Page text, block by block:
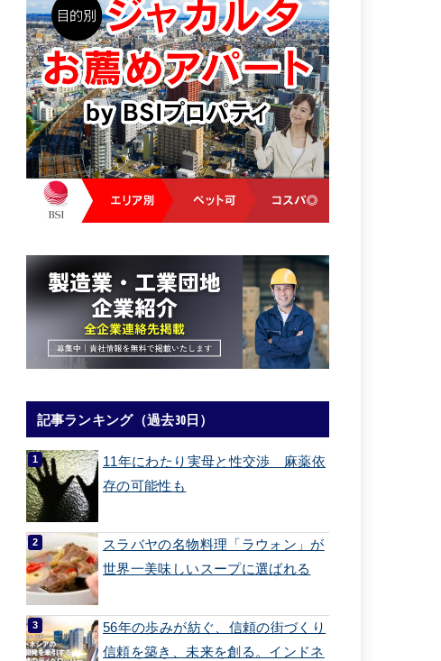
記事ランキング（過去30日）
11年にわたり実母と性交渉 麻薬依
存の可能性も
スラバヤの名物料理「ラウォン」が
世界一美味しいスープに選ばれる
56年の歩みが紡ぐ、信頼の街づくり
信頼を築き、未来を創る。インドネ